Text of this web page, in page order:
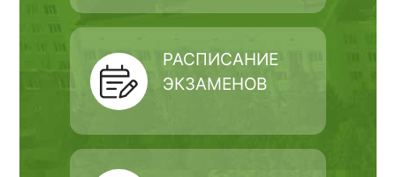
РАСПИСАНИЕ
ЭКЗАМЕНОВ